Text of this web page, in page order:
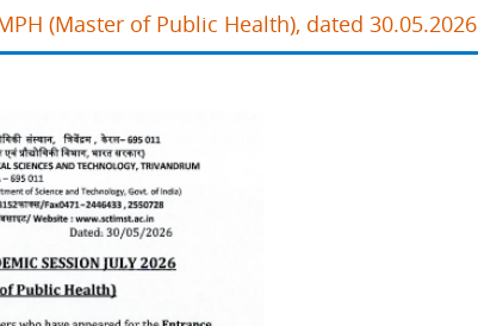
(Master of Public Health), dated 30.05.2026